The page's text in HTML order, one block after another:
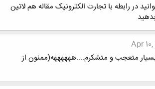
در رابطه با تجارت الکترونیک مقاله هم لاتین
Apr 10,
متعجب و متشکرم....ههههههه(ممنون از